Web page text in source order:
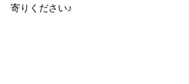
寄りください♪